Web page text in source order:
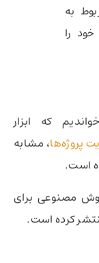
به
را
که ابزار
پروژه‌ها، مشابه
مصنوعی برای
کرده است.